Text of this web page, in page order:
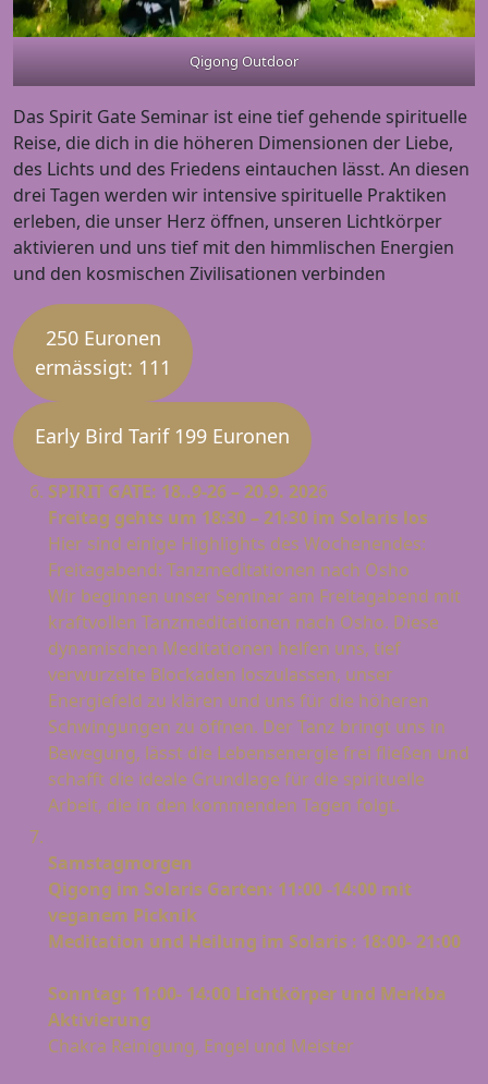
Qigong Outdoor
Das Spirit Gate Seminar ist eine tief gehende spirituelle
Reise, die dich in die höheren Dimensionen der Liebe,
des Lichts und des Friedens eintauchen lässt. An diesen
drei Tagen werden wir intensive spirituelle Praktiken
erleben, die unser Herz öffnen, unseren Lichtkörper
aktivieren und uns tief mit den himmlischen Energien
und den kosmischen Zivilisationen verbinden
250 Euronen
ermässigt: 111
Early Bird Tarif 199 Euronen
SPIRIT GATE: 18..9-26 – 20.9. 2026
Freitag gehts um 18:30 – 21:30 im Solaris los
Hier sind einige Highlights des Wochenendes:
Freitagabend: Tanzmeditationen nach Osho
Wir beginnen unser Seminar am Freitagabend mit
kraftvollen Tanzmeditationen nach Osho. Diese
dynamischen Meditationen helfen uns, tief
verwurzelte Blockaden loszulassen, unser
Energiefeld zu klären und uns für die höheren
Schwingungen zu öffnen. Der Tanz bringt uns in
Bewegung, lässt die Lebensenergie frei fließen und
schafft die ideale Grundlage für die spirituelle
Arbeit, die in den kommenden Tagen folgt.
Samstagmorgen
Qigong im Solaris Garten: 11:00 -14:00 mit
veganem Picknik
Meditation und Heilung im Solaris : 18:00- 21:00
Sonntag: 11:00- 14:00 Lichtkörper und Merkba
Aktivierung
Chakra Reinigung, Engel und Meister